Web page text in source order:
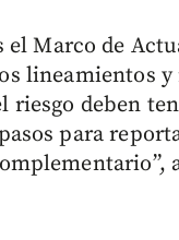
el Marco de
lineamientos y
deben
para